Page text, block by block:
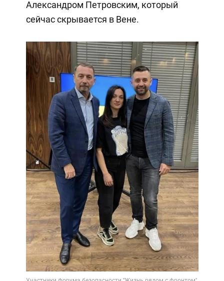
Александром Петровским, который
сейчас скрывается в Вене.